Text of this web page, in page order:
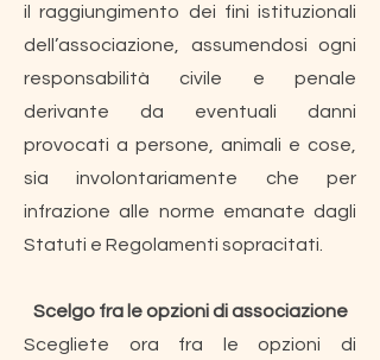
il raggiungimento dei fini istituzionali
dell’associazione, assumendosi ogni
responsabilità civile e penale
derivante da eventuali danni
provocati a persone, animali e cose,
sia involontariamente che per
infrazione alle norme emanate dagli
Statuti e Regolamenti sopracitati.
Scelgo fra le opzioni di associazione
Scegliete ora fra le opzioni di